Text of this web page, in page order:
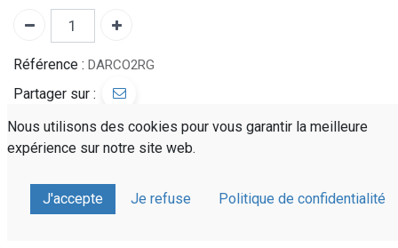
Référence : DARCO2RG
Partager sur :
Nous utilisons des cookies pour vous garantir la meilleure
expérience sur notre site web.
J'accepte Je refuse Politique de confidentialité